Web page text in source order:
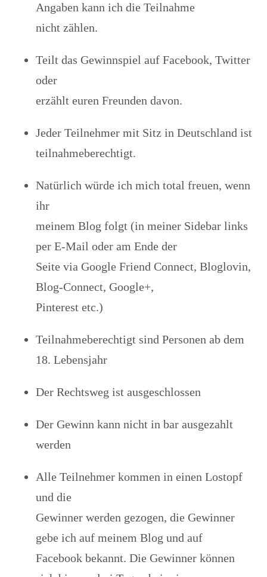
Angaben kann ich die Teilnahme
nicht zählen.
Teilt das Gewinnspiel auf Facebook, Twitter
oder
erzählt euren Freunden davon.
Jeder Teilnehmer mit Sitz in Deutschland ist
teilnahmeberechtigt.
Natürlich würde ich mich total freuen, wenn
ihr
meinem Blog folgt (in meiner Sidebar links
per E-Mail oder am Ende der
Seite via Google Friend Connect, Bloglovin,
Blog-Connect, Google+,
Pinterest etc.)
Teilnahmeberechtigt sind Personen ab dem
18. Lebensjahr
Der Rechtsweg ist ausgeschlossen
Der Gewinn kann nicht in bar ausgezahlt
werden
Alle Teilnehmer kommen in einen Lostopf
und die
Gewinner werden gezogen, die Gewinner
gebe ich auf meinem Blog und auf
Facebook bekannt. Die Gewinner können